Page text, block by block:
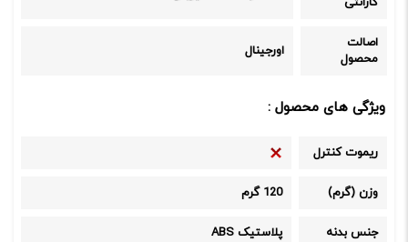
اصالت
محصول
اورجینال
ویژگی های محصول :
ریموت کنترل
وزن (گرم) 120 گرم
جنس بدنه پلاستیک ABS